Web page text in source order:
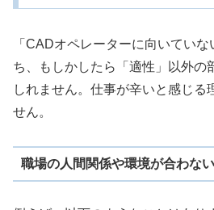
「CADオペレーターに向いてい
ち、もしかしたら「適性」以外の
しれません。仕事が辛いと感じる
せん。
職場の人間関係や環境が合わない